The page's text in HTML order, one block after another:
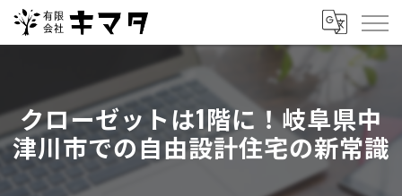
クローゼットは1階に！岐阜県中
津川市での自由設計住宅の新常識